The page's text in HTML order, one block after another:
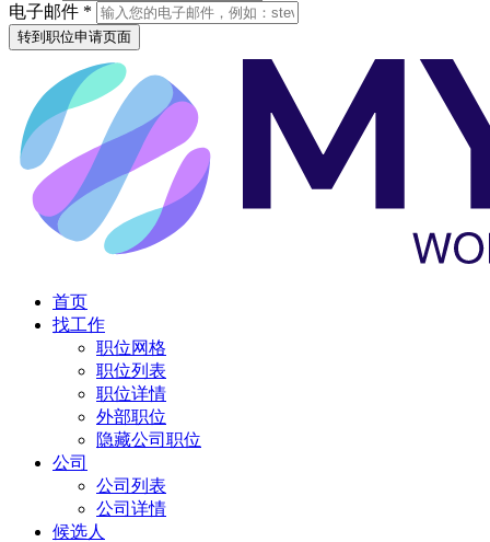
电子邮件 *
转到职位申请页面
首页
找工作
职位网格
职位列表
职位详情
外部职位
隐藏公司职位
公司
公司列表
公司详情
候选人